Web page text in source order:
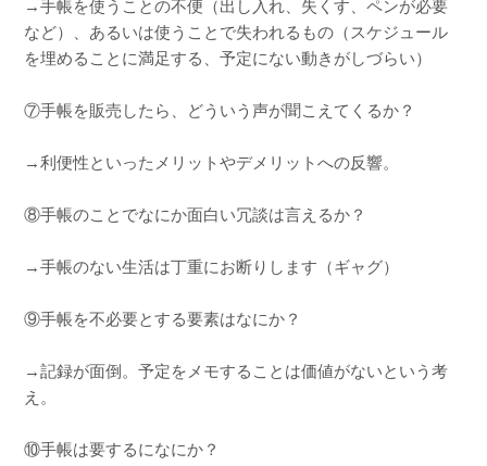
→手帳を使うことの不便（出し入れ、失くす、ペンが必要
など）、あるいは使うことで失われるもの（スケジュール
を埋めることに満足する、予定にない動きがしづらい）
⑦手帳を販売したら、どういう声が聞こえてくるか？
→利便性といったメリットやデメリットへの反響。
⑧手帳のことでなにか面白い冗談は言えるか？
→手帳のない生活は丁重にお断りします（ギャグ）
⑨手帳を不必要とする要素はなにか？
→記録が面倒。予定をメモすることは価値がないという考
え。
⑩手帳は要するになにか？